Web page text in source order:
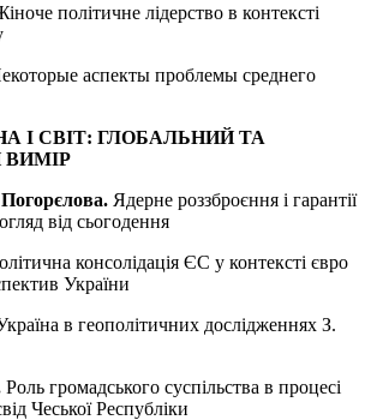
політичне лідерство в контексті
аспекты проблемы среднего
І СВІТ: ГЛОБАЛЬНИЙ ТА
ВИМІР
Ядерне роззброєння і гарантії
від сьогодення
консолідація ЄС у контексті євро
України
в геополітичних дослідженнях З.
Роль громадського суспільства в процесі
Чеської Республіки